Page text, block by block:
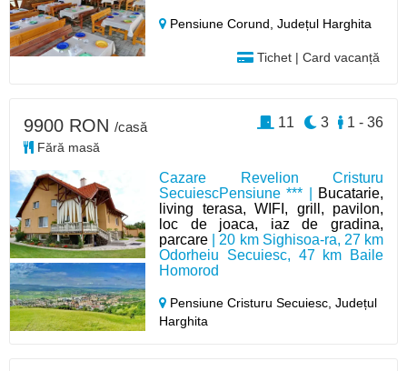
Pensiune Corund,Județul Harghita
Tichet | Card vacanță
Cazare Revelion Cristuru
SecuiescPensiune *** |
Bucatarie,
living terasa, WIFI, grill, pavilon,
loc de joaca, iaz de gradina,
parcare | 20 km Sighisoa-ra, 27 km
Odorheiu Secuiesc, 47 km Baile
Homorod
Pensiune Cristuru Secuiesc,Județul
Harghita
9900 RON /casă
Fără masă
1 - 36
3
11